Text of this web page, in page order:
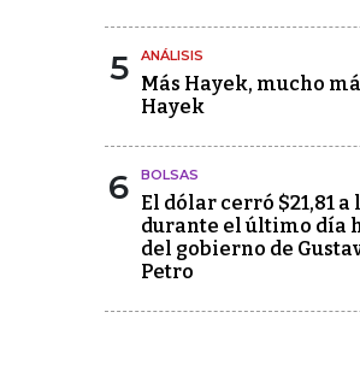
5 ANÁLISIS
Más Hayek, mucho
Hayek
6 BOLSAS
El dólar cerró $21,81 a
durante el último día
del gobierno de
Petro